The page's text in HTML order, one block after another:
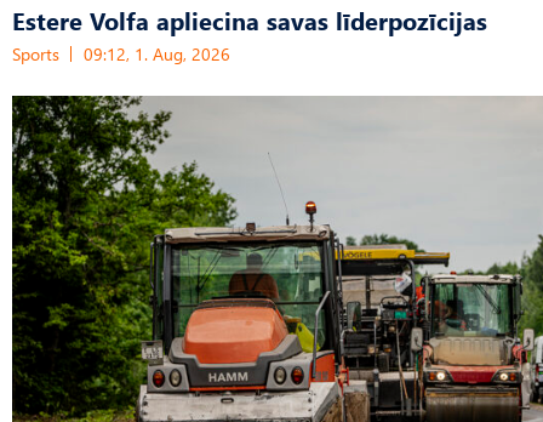
Estere Volfa apliecina savas līderpozīcijas
Sports 09:12, 1. Aug, 2026